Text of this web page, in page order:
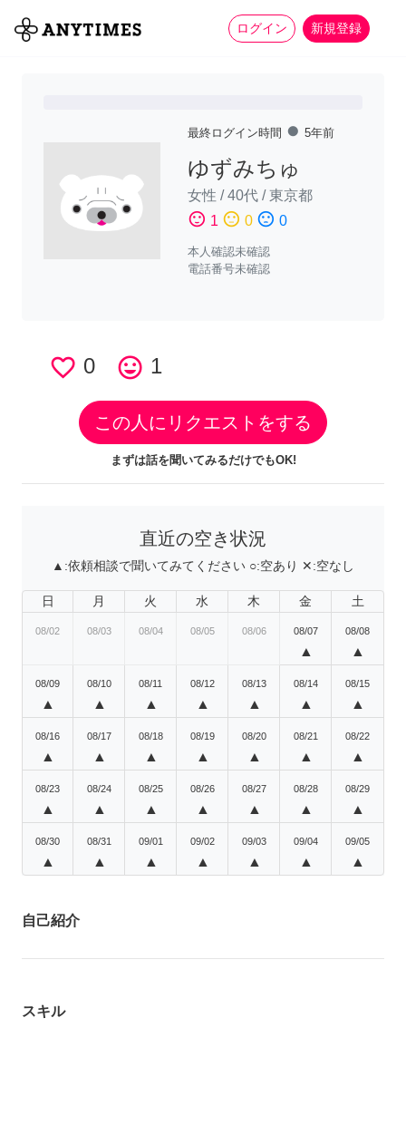
ログイン 新規登録
全て 家事 more_horiz
最終ログイン時間 fiber_manual_record 5年前
ゆずみちゅ
女性 /40代 /東京都
sentiment_satisfied 1 sentiment_neutral 0 sentiment_dissatisfied 0
本人確認未確認
電話番号未確認
favorite_border 0 tag_faces 1
この人にリクエストをする
まずは話を聞いてみるだけでもOK!
直近の空き状況
▲:依頼相談で聞いてみてください ○:空あり ✕:空なし
日 月 火 水 木 金 土
08/02 08/03 08/04 08/05 08/06 08/07
▲
08/08
▲
08/09
▲
08/10
▲
08/11
▲
08/12
▲
08/13
▲
08/14
▲
08/15
▲
08/16
▲
08/17
▲
08/18
▲
08/19
▲
08/20
▲
08/21
▲
08/22
▲
08/23
▲
08/24
▲
08/25
▲
08/26
▲
08/27
▲
08/28
▲
08/29
▲
08/30
▲
08/31
▲
09/01
▲
09/02
▲
09/03
▲
09/04
▲
09/05
▲
自己紹介
スキル